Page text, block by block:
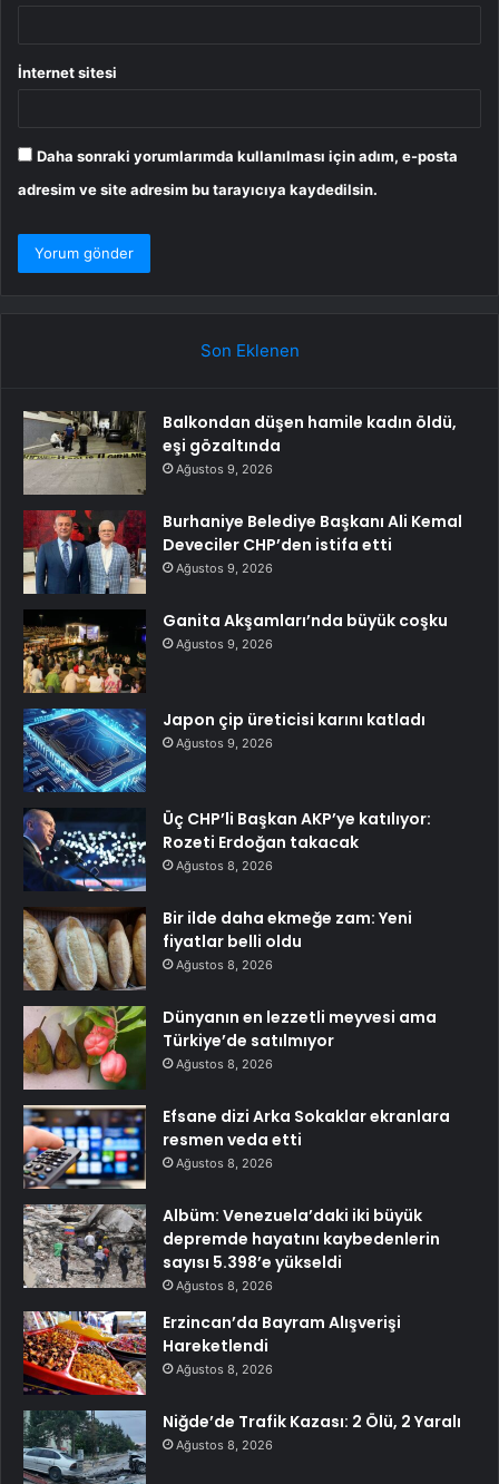
İnternet sitesi
Daha sonraki yorumlarımda kullanılması için adım, e-posta
adresim ve site adresim bu tarayıcıya kaydedilsin.
Son Eklenen
Balkondan düşen hamile kadın öldü,
eşi gözaltında
Ağustos 9, 2026
Burhaniye Belediye Başkanı Ali Kemal
Deveciler CHP’den istifa etti
Ağustos 9, 2026
Ganita Akşamları’nda büyük coşku
Ağustos 9, 2026
Japon çip üreticisi karını katladı
Ağustos 9, 2026
Üç CHP’li Başkan AKP’ye katılıyor:
Rozeti Erdoğan takacak
Ağustos 8, 2026
Bir ilde daha ekmeğe zam: Yeni
fiyatlar belli oldu
Ağustos 8, 2026
Dünyanın en lezzetli meyvesi ama
Türkiye’de satılmıyor
Ağustos 8, 2026
Efsane dizi Arka Sokaklar ekranlara
resmen veda etti
Ağustos 8, 2026
Albüm: Venezuela’daki iki büyük
depremde hayatını kaybedenlerin
sayısı 5.398’e yükseldi
Ağustos 8, 2026
Erzincan’da Bayram Alışverişi
Hareketlendi
Ağustos 8, 2026
Niğde’de Trafik Kazası: 2 Ölü, 2 Yaralı
Ağustos 8, 2026